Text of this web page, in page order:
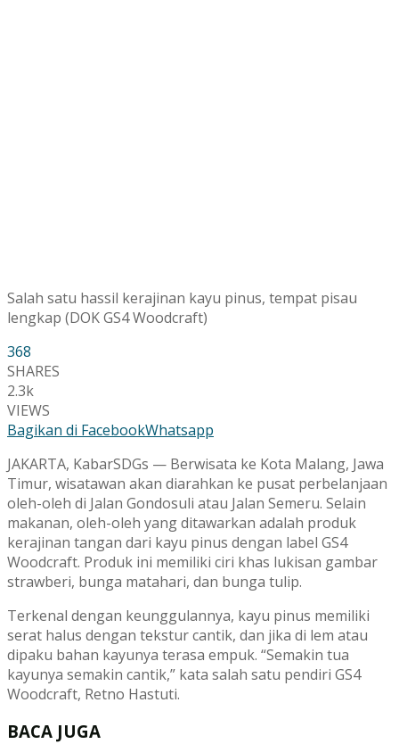
Salah satu hassil kerajinan kayu pinus, tempat pisau
lengkap (DOK GS4 Woodcraft)
368
SHARES
2.3k
VIEWS
Bagikan di FacebookWhatsapp
JAKARTA, KabarSDGs — Berwisata ke Kota Malang, Jawa
Timur, wisatawan akan diarahkan ke pusat perbelanjaan
oleh-oleh di Jalan Gondosuli atau Jalan Semeru. Selain
makanan, oleh-oleh yang ditawarkan adalah produk
kerajinan tangan dari kayu pinus dengan label GS4
Woodcraft. Produk ini memiliki ciri khas lukisan gambar
strawberi, bunga matahari, dan bunga tulip.
Terkenal dengan keunggulannya, kayu pinus memiliki
serat halus dengan tekstur cantik, dan jika di lem atau
dipaku bahan kayunya terasa empuk. “Semakin tua
kayunya semakin cantik,” kata salah satu pendiri GS4
Woodcraft, Retno Hastuti.
BACA JUGA